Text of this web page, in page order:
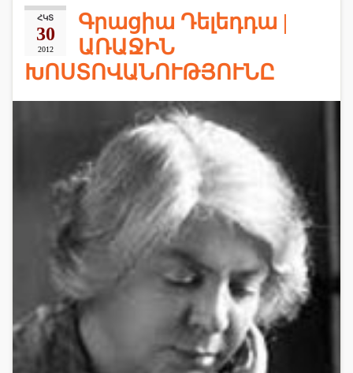
ՀԿՏ
30
2012
Գրացիա Դելեդդա |
ԱՌԱՋԻՆ
ԽՈՍՏՈՎԱՆՈՒԹՅՈՒՆԸ